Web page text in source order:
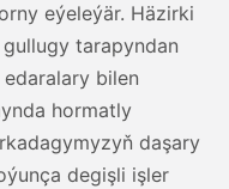
eýeleýär. Häzirki
tarapyndan
bilen
hormatly
daşary
degişli işler